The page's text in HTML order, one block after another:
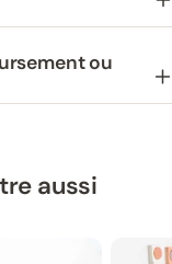
ou
aussi